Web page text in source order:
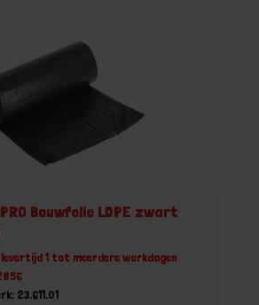
PRO Bouwfolie LDPE zwart
1 tot meerdere werkdagen
23.611.01